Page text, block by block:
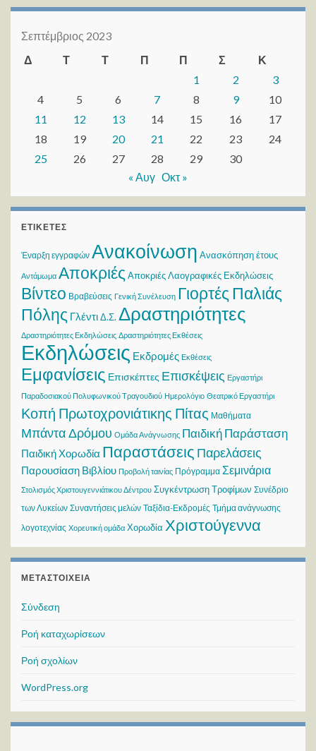
Σεπτέμβριος 2023
Δ
Τ Τ Π Π Σ
Κ
1
2
3
4
5 6 7 8 9
10
11
12 13 14 15 16
17
18
19 20 21 22 23
24
25
26 27 28 29
30
« Αυγ Οκτ »
ΕΤΙΚΈΤΕΣ
Έναρξη εγγραφών Ανακοίνωση Ανασκόπηση έτους
Αντάμωμα Αποκριές Αποκριές Λαογραφικές Εκδηλώσεις
Βίντεο Βραβεύσεις Γενική Συνέλευση Γιορτές Παλιάς
Πόλης ΓλέντιΔ.Σ. Δραστηριότητες
Δραστηριότητες Εκδηλώσεις Δραστηριότητες Εκθέσεις
Εκδηλώσεις Εκδρομές Εκθέσεις
Εμφανίσεις Επισκέπτες Επισκέψεις Εργαστήρι
Παραδοσιακού Πολυφωνικού Τραγουδιού Ημερολόγιο Θεατρικό Εργαστήρι
Κοπή Πρωτοχρονιάτικης Πίτας Μαθήματα
Μπάντα Δρόμου Ομάδα Ανάγνωσης Παιδική Παράσταση
Παιδική Χορωδία Παραστάσεις Παρελάσεις
Παρουσίαση Βιβλίου Προβολή ταινίας Πρόγραμμα Σεμινάρια
Στολισμός Χριστουγεννιάτικου Δέντρου Συγκέντρωση Τροφίμων Συνέδριο
των Λυκείων Συναντήσεις μελών Ταξίδια-Εκδρομές Τμήμα ανάγνωσης
λογοτεχνίας Χορευτική ομάδα Χορωδία Χριστούγεννα
ΜΕΤΑΣΤΟΙΧΕΊΑ
Σύνδεση
Ροή καταχωρίσεων
Ροή σχολίων
WordPress.org